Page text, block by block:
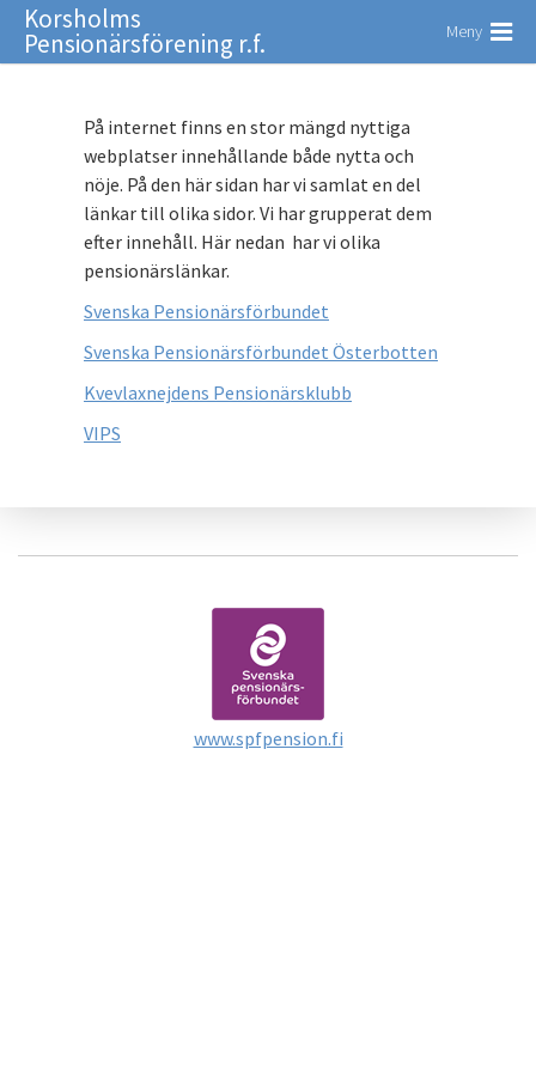
Korsholms
Pensionärsförening r.f. Meny
På internet finns en stor mängd nyttiga
webplatser innehållande både nytta och
nöje. På den här sidan har vi samlat en del
länkar till olika sidor. Vi har grupperat dem
efter innehåll. Här nedan har vi olika
pensionärslänkar.
Svenska Pensionärsförbundet
Svenska Pensionärsförbundet Österbotten
Kvevlaxnejdens Pensionärsklubb
VIPS
www.spfpension.fi